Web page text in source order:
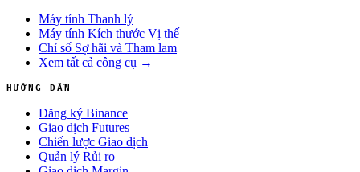
Máy tính Thanh lý
Máy tính Kích thước Vị thế
Chỉ số Sợ hãi và Tham lam
Xem tất cả công cụ →
HƯỚNG DẪN
Đăng ký Binance
Giao dịch Futures
Chiến lược Giao dịch
Quản lý Rủi ro